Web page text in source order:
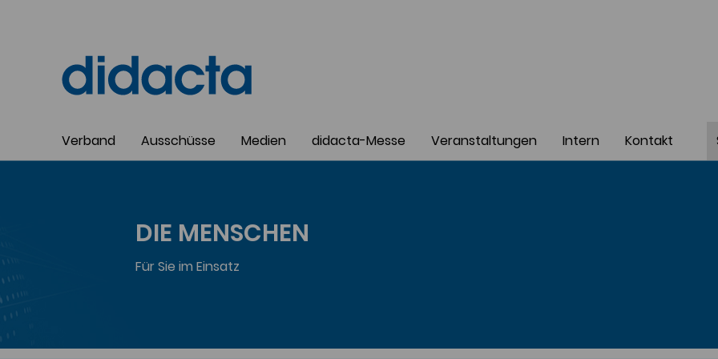
Verband
Ausschüsse Medien didacta-Messe Veranstaltungen Intern Kontakt
DIE MENSCHEN
Für Sie im Einsatz